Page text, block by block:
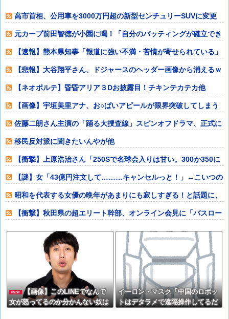
高市首相、公用車を3000万円超の新型センチュリーSUVに変更
ｗｗｗｗｗ
元カープ前田智徳が小園に喝！「自分のバッティングが確立でき
ていない」他
【速報】熊本県知事「報道に強い不満・苦情が寄せられている」
→TBSの報道
【悲報】大谷翔平さん、ドジャースのヘッダー画像から消えるｗ
ｗｗｗｗｗｗｗ
【ネオポルテ】昏昏アリア３Dお披露目！チキンテカテカ他
【画像】宇垣美里アナ、お○ぱいアピールが限界突破してしまう
ｗｗｗｗｗｗ他
佐藤二朗さん主演の「踊る大捜査線」スピンオフドラマ、正式に
中止との報道他
移民反対派に聞きたいんやが他
【衝撃】上原浩治さん「250Sで名球会入りは甘い。300か350に
上げて
【謎】女「43億円注文して………キャンセルっと！」←こいつの
目的他
昭和を代表する女優の晩年があまりにも寂しすぎる！と話題に、
自身の子供を餓
【衝撃】秋田県の超エリート幹部、オンライン会見に「バスロー
NEW
【画像】このLINEでなんで
女が怒ってるのか分かんない奴は
イーロン・マスク「中国のロボッ
トはデタラメで遠隔操作してるだ